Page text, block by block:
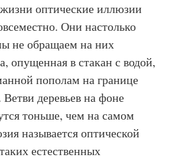
оптические иллюзии
Они настолько
не обращаем на них
опущенная в стакан с водой,
пополам на границе
деревьев на фоне
тоньше, чем на самом
называется оптической
естественных